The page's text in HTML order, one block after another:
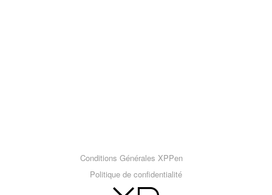
Conditions Générales XPPen
Politique de confidentialité